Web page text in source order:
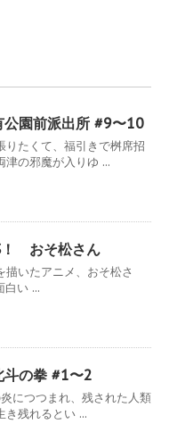
公園前派出所 #9〜10
りたくて、福引きで桝席招
津の邪魔が入りゆ ...
！ おそ松さん
描いたアニメ、おそ松さ
い ...
の拳 #1〜2
につつまれ、残された人類
き残れるとい ...